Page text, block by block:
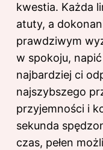
kwestia. Każda
atuty, a
prawdziwym
w spokoju,
najbardziej ci
najszybszego
przyjemności i
sekunda
czas, pełen